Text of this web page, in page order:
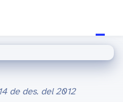
14 de des. del 2012